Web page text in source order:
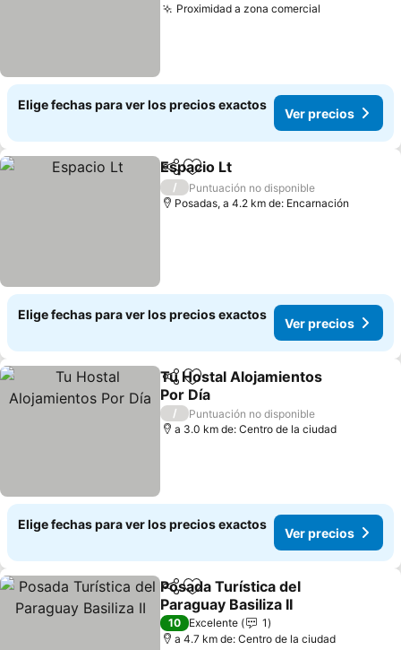
Proximidad a zona comercial
Elige fechas para ver los precios exactos
Ver precios
CompartirAgregar a favoritos
Espacio Lt
/
Puntuación no disponible
Posadas, a 4.2 km de: Encarnación
Elige fechas para ver los precios exactos
Ver precios
Compartir
Agregar a favoritos
Tu Hostal Alojamientos
Por Día
/
Puntuación no disponible
a 3.0 km de: Centro de la ciudad
Elige fechas para ver los precios exactos
Ver precios
CompartirAgregar a favoritos
Posada Turística del
Paraguay Basiliza II
10 Excelente
1
a 4.7 km de: Centro de la ciudad